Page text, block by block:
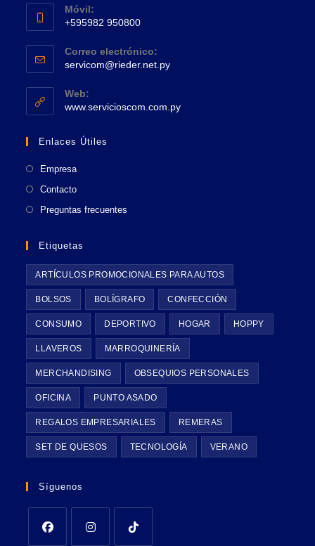
una
nueva
abre
en
tu
aplicación
Móvil:
+595982 950800
abre
en
tu
aplicación
Correo electrónico:
servicom@rieder.net.pySe
aplicación
Web:
www.servicioscom.com.pySe
Enlaces Útiles
Empresa
Contacto
Preguntas frecuentes
Etiquetas
ARTÍCULOS PROMOCIONALES PARA AUTOS
BOLSOS BOLÍGRAFO CONFECCIÓN
CONSUMO DEPORTIVO HOGAR HOPPY
LLAVEROS MARROQUINERÍA
MERCHANDISING OBSEQUIOS PERSONALES
OFICINA PUNTO ASADO
REGALOS EMPRESARIALES REMERAS
SET DE QUESOS TECNOLOGÍA VERANO
Síguenos